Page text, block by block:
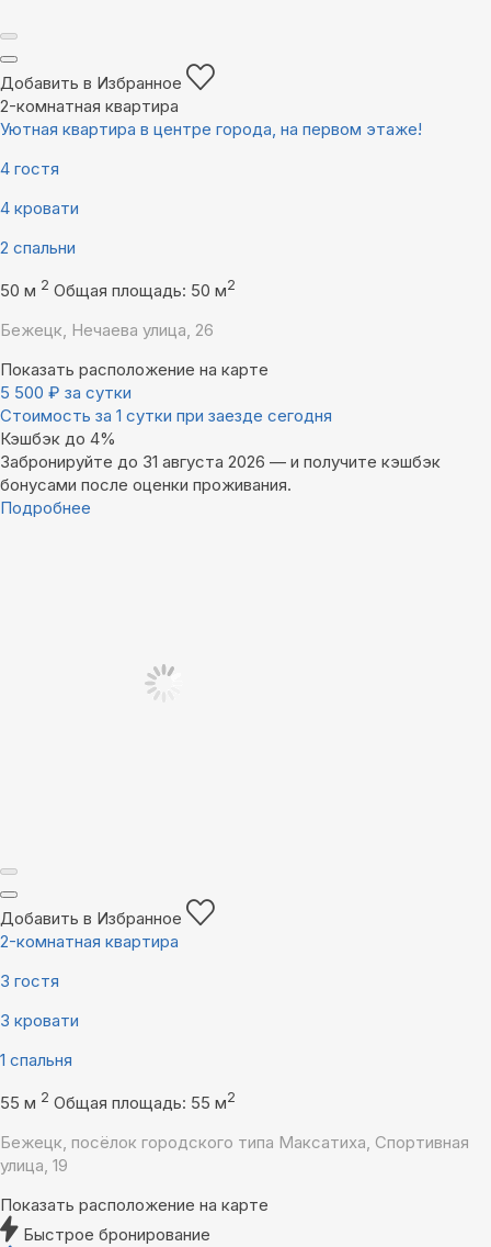
Добавить в Избранное
2-комнатная квартира
Уютная квартира в центре города, на первом этаже!
4 гостя
4 кровати
2 спальни
50 м 2 Общая площадь: 50 м2
Бежецк, Нечаева улица, 26
Показать расположение на карте
5 500 ₽ за сутки
Стоимость за 1 сутки при заезде сегодня
Кэшбэк до 4%
Забронируйте до 31 августа 2026 — и получите кэшбэк
бонусами после оценки проживания.
Подробнее
Добавить в Избранное
2-комнатная квартира
3 гостя
3 кровати
1 спальня
55 м 2 Общая площадь: 55 м2
Бежецк, посёлок городского типа Максатиха, Спортивная
улица, 19
Показать расположение на карте
Быстрое бронирование